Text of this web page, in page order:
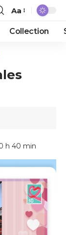
Aa
Collection
h 40 min